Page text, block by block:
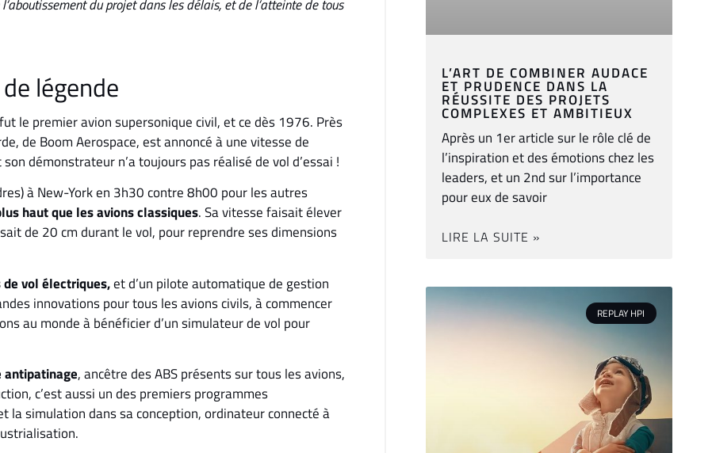
du projet dans les délais, et de l’atteinte de tous
légende
le premier avion supersonique civil, et ce dès 1976. Près
de Boom Aerospace, est annoncé à une vitesse de
démonstrateur n’a toujours pas réalisé de vol d’essai !
à New-York en 3h30 contre 8h00 pour les autres
haut que les avions classiques. Sa vitesse faisait élever
de 20 cm durant le vol, pour reprendre ses dimensions
vol électriques,et d’un pilote automatique de gestion
innovations pour tous les avions civils, à commencer
au monde à bénéficier d’un simulateur de vol pour
antipatinage, ancêtre des ABS présents sur tous les avions,
c’est aussi un des premiers programmes
simulation dans sa conception, ordinateur connecté à
L’ART DE COMBINER AUDACE
ET PRUDENCE DANS LA
RÉUSSITE DES PROJETS
COMPLEXES ET AMBITIEUX
Après un 1er article sur le rôle clé de
l’inspiration et des émotions chez les
leaders, et un 2nd sur l’importance
pour eux de savoir
LIRE LA SUITE »
REPLAY HPI